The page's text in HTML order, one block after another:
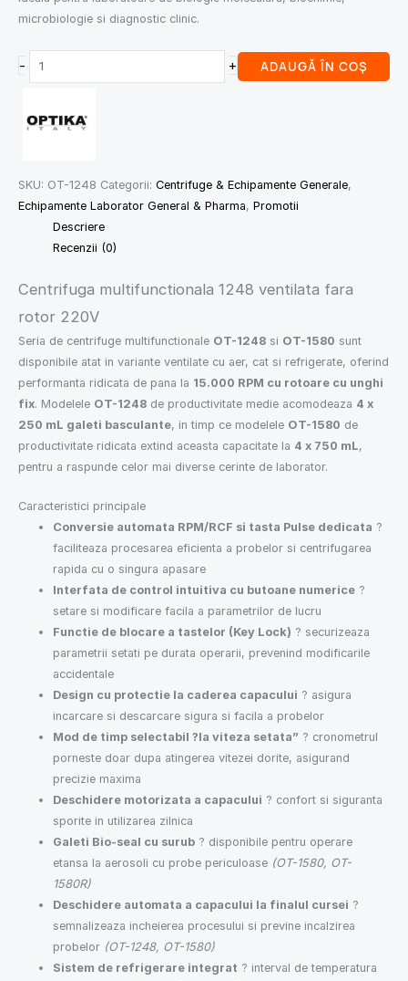
microbiologie si diagnostic clinic.
- + ADAUGĂ ÎN COȘ
SKU: OT-1248 Categorii: Centrifuge & Echipamente Generale,
Echipamente Laborator General & Pharma, Promotii
Descriere
Recenzii (0)
Centrifuga multifunctionala 1248 ventilata fara
rotor 220V
Seria de centrifuge multifunctionale OT-1248 si OT-1580 sunt
disponibile atat in variante ventilate cu aer, cat si refrigerate, oferind
performanta ridicata de pana la 15.000 RPM cu rotoare cu unghi
fix. Modelele OT-1248 de productivitate medie acomodeaza 4 x
250 mL galeti basculante, in timp ce modelele OT-1580 de
productivitate ridicata extind aceasta capacitate la 4 x 750 mL,
pentru a raspunde celor mai diverse cerinte de laborator.
Caracteristici principale
Conversie automata RPM/RCF si tasta Pulse dedicata ?
faciliteaza procesarea eficienta a probelor si centrifugarea
rapida cu o singura apasare
Interfata de control intuitiva cu butoane numerice ?
setare si modificare facila a parametrilor de lucru
Functie de blocare a tastelor (Key Lock) ? securizeaza
parametrii setati pe durata operarii, prevenind modificarile
accidentale
Design cu protectie la caderea capacului ? asigura
incarcare si descarcare sigura si facila a probelor
Mod de timp selectabil ?la viteza setata” ? cronometrul
porneste doar dupa atingerea vitezei dorite, asigurand
precizie maxima
Deschidere motorizata a capacului ? confort si siguranta
sporite in utilizarea zilnica
Galeti Bio-seal cu surub ? disponibile pentru operare
etansa la aerosoli cu probe periculoase (OT-1580, OT-
1580R)
Deschidere automata a capacului la finalul cursei ?
semnalizeaza incheierea procesului si previne incalzirea
probelor (OT-1248, OT-1580)
Sistem de refrigerare integrat ? interval de temperatura